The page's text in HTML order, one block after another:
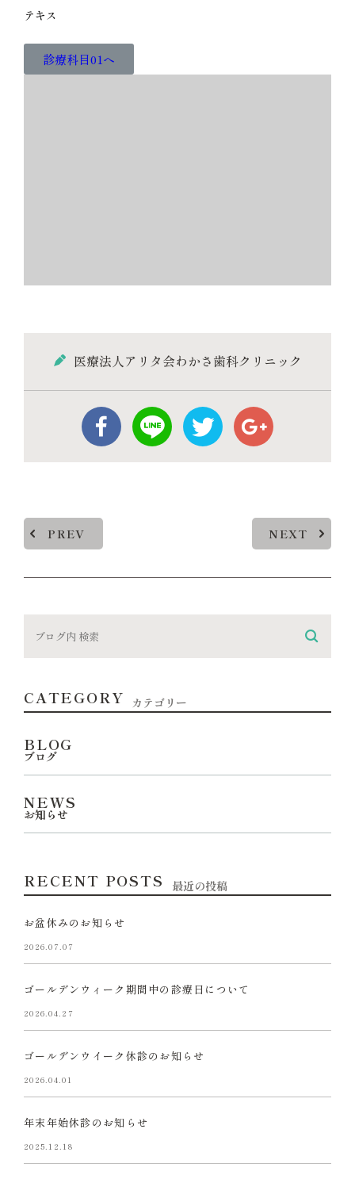
テキス
診療科目01へ
医療法人アリタ会わかさ歯科クリニック
PREV NEXT
CATEGORY カテゴリー
BLOG
ブログ
NEWS
お知らせ
RECENT POSTS 最近の投稿
お盆休みのお知らせ
2026.07.07
ゴールデンウィーク期間中の診療日について
2026.04.27
ゴールデンウイーク休診のお知らせ
2026.04.01
年末年始休診のお知らせ
2025.12.18